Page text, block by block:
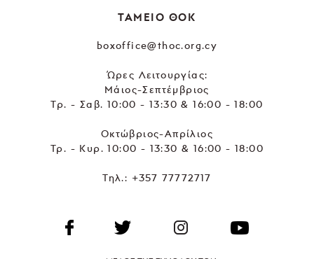
ΤΑΜΕΙΟ ΘΟΚ
boxoffice@thoc.org.cy
Ώρες Λειτουργίας:
Μάιος-Σεπτέμβριος
Τρ. - Σαβ. 10:00 - 13:30 & 16:00 - 18:00
Οκτώβριος-Απρίλιος
Τρ. - Κυρ. 10:00 - 13:30 & 16:00 - 18:00
Τηλ.: +357 77772717